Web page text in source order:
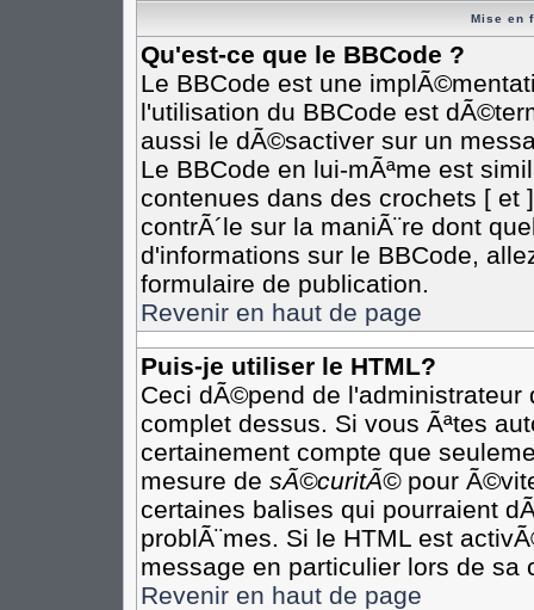
Mise en
Qu'est-ce que le BBCode ?
Le BBCode est une
l'utilisation du BBCode est
aussi le dÃ©sactiver sur un
Le BBCode en lui-mÃªme est
contenues dans des crochets [
contrÃ´le sur la maniÃ¨re dont
d'informations sur le BBCode,
formulaire de publication.
Revenir en haut de page
Puis-je utiliser le HTML?
Ceci dÃ©pend de l'administrateur
complet dessus. Si vous Ãªtes
certainement compte que
mesure de sÃ©curitÃ©pour
certaines balises qui pourraient
problÃ¨mes. Si le HTML est
message en particulier lors de sa
Revenir en haut de page